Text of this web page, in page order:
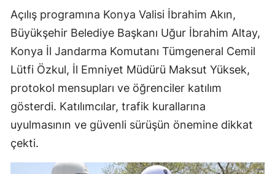
Açılış programına Konya Valisi İbrahim Akın,
Büyükşehir Belediye Başkanı Uğur İbrahim Altay,
Konya İl Jandarma Komutanı Tümgeneral Cemil
Lütfi Özkul, İl Emniyet Müdürü Maksut Yüksek,
protokol mensupları ve öğrenciler katılım
gösterdi. Katılımcılar, trafik kurallarına
uyulmasının ve güvenli sürüşün önemine dikkat
çekti.